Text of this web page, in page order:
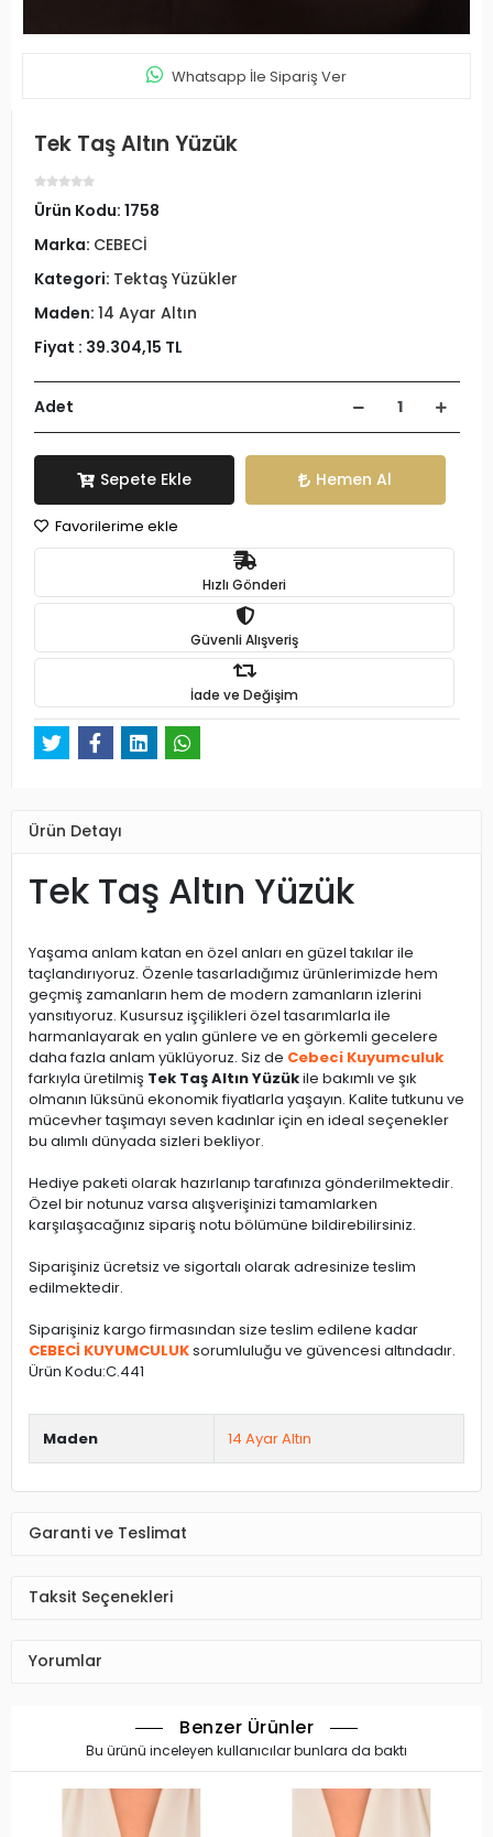
Whatsapp İle Sipariş Ver
Tek Taş Altın Yüzük
Ürün Kodu: 1758
Marka: CEBECİ
Kategori: Tektaş Yüzükler
Maden: 14 Ayar Altın
Fiyat : 39.304,15 TL
Adet
Sepete Ekle Hemen Al
Favorilerime ekle
Hızlı Gönderi
Güvenli Alışveriş
İade ve Değişim
Ürün Detayı
Tek Taş Altın Yüzük
Yaşama anlam katan en özel anları en güzel takılar ile
taçlandırıyoruz. Özenle tasarladığımız ürünlerimizde hem
geçmiş zamanların hem de modern zamanların izlerini
yansıtıyoruz. Kusursuz işçilikleri özel tasarımlarla ile
harmanlayarak en yalın günlere ve en görkemli gecelere
daha fazla anlam yüklüyoruz. Siz de Cebeci Kuyumculuk
farkıyla üretilmiş Tek Taş Altın Yüzükile bakımlı ve şık
olmanın lüksünü ekonomik fiyatlarla yaşayın. Kalite tutkunu ve
mücevher taşımayı seven kadınlar için en ideal seçenekler
bu alımlı dünyada sizleri bekliyor.
Hediye paketi olarak hazırlanıp tarafınıza gönderilmektedir.
Özel bir notunuz varsa alışverişinizi tamamlarken
karşılaşacağınız sipariş notu bölümüne bildirebilirsiniz.
Siparişiniz ücretsiz ve sigortalı olarak adresinize teslim
edilmektedir.
Siparişiniz kargo firmasından size teslim edilene kadar
CEBECİ KUYUMCULUKsorumluluğu ve güvencesi altındadır.
Ürün Kodu:C.441
Maden 14 Ayar Altın
Garanti ve Teslimat
Taksit Seçenekleri
Yorumlar
Benzer Ürünler
Bu ürünü inceleyen kullanıcılar bunlara da baktı